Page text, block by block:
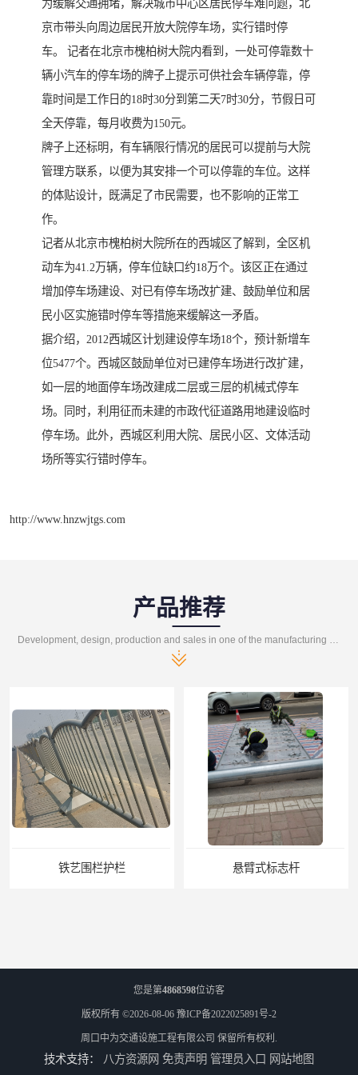
为缓解交通拥堵，解决城市中心区居民停车难问题，北
京市带头向周边居民开放大院停车场，实行错时停
车。 记者在北京市槐柏树大院内看到，一处可停靠数十
辆小汽车的停车场的牌子上提示可供社会车辆停靠，停
靠时间是工作日的18时30分到第二天7时30分，节假日可
全天停靠，每月收费为150元。
牌子上还标明，有车辆限行情况的居民可以提前与大院
管理方联系，以便为其安排一个可以停靠的车位。这样
的体贴设计，既满足了市民需要，也不影响的正常工
作。
记者从北京市槐柏树大院所在的西城区了解到，全区机
动车为41.2万辆，停车位缺口约18万个。该区正在通过
增加停车场建设、对已有停车场改扩建、鼓励单位和居
民小区实施错时停车等措施来缓解这一矛盾。
据介绍，2012西城区计划建设停车场18个，预计新增车
位5477个。西城区鼓励单位对已建停车场进行改扩建，
如一层的地面停车场改建成二层或三层的机械式停车
场。同时，利用征而未建的市政代征道路用地建设临时
停车场。此外，西城区利用大院、居民小区、文体活动
场所等实行错时停车。
http://www.hnzwjtgs.com
产品推荐
悬臂式标志杆 F型悬臂式交通标志杆
您是第4868598位访客
版权所有 ©2026-08-06 豫ICP备2022025891号-2
周口中为交通设施工程有限公司 保留所有权利.
技术支持： 八方资源网 免责声明 管理员入口 网站地图